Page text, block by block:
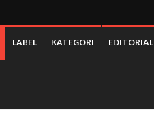
LABEL KATEGORI EDITORIAL